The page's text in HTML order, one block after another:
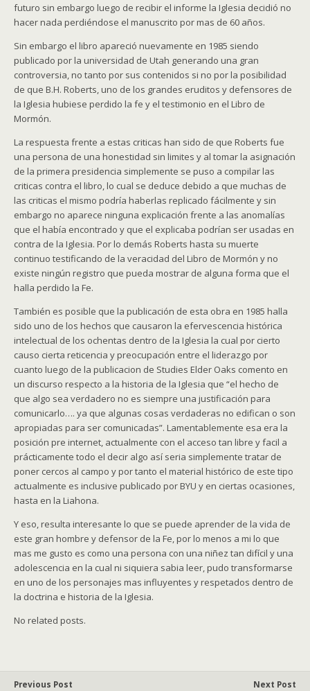
futuro sin embargo luego de recibir el informe la Iglesia decidió no
hacer nada perdiéndose el manuscrito por mas de 60 años.
Sin embargo el libro apareció nuevamente en 1985 siendo
publicado por la universidad de Utah generando una gran
controversia, no tanto por sus contenidos si no por la posibilidad
de que B.H. Roberts, uno de los grandes eruditos y defensores de
la Iglesia hubiese perdido la fe y el testimonio en el Libro de
Mormón.
La respuesta frente a estas criticas han sido de que Roberts fue
una persona de una honestidad sin limites y al tomar la asignación
de la primera presidencia simplemente se puso a compilar las
criticas contra el libro, lo cual se deduce debido a que muchas de
las criticas el mismo podría haberlas replicado fácilmente y sin
embargo no aparece ninguna explicación frente a las anomalías
que el había encontrado y que el explicaba podrían ser usadas en
contra de la Iglesia. Por lo demás Roberts hasta su muerte
continuo testificando de la veracidad del Libro de Mormón y no
existe ningún registro que pueda mostrar de alguna forma que el
halla perdido la Fe.
También es posible que la publicación de esta obra en 1985 halla
sido uno de los hechos que causaron la efervescencia histórica
intelectual de los ochentas dentro de la Iglesia la cual por cierto
causo cierta reticencia y preocupación entre el liderazgo por
cuanto luego de la publicacion de Studies Elder Oaks comento en
un discurso respecto a la historia de la Iglesia que “el hecho de
que algo sea verdadero no es siempre una justificación para
comunicarlo…. ya que algunas cosas verdaderas no edifican o son
apropiadas para ser comunicadas”. Lamentablemente esa era la
posición pre internet, actualmente con el acceso tan libre y facil a
prácticamente todo el decir algo así seria simplemente tratar de
poner cercos al campo y por tanto el material histórico de este tipo
actualmente es inclusive publicado por BYU y en ciertas ocasiones,
hasta en la Liahona.
Y eso, resulta interesante lo que se puede aprender de la vida de
este gran hombre y defensor de la Fe, por lo menos a mi lo que
mas me gusto es como una persona con una niñez tan difícil y una
adolescencia en la cual ni siquiera sabia leer, pudo transformarse
en uno de los personajes mas influyentes y respetados dentro de
la doctrina e historia de la Iglesia.
No related posts.
Previous Post Next Post